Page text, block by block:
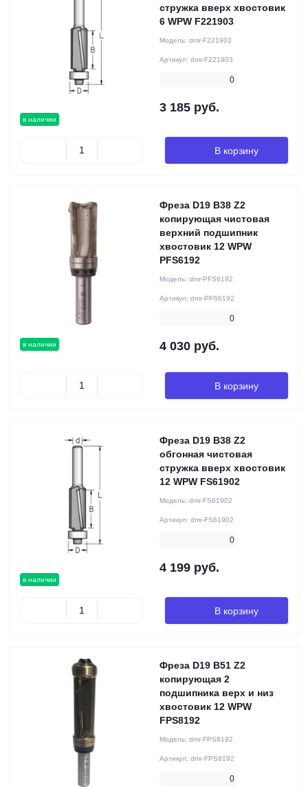
в наличии
стружка вверх хвостовик
6 WPW F221903
Модель: dmr-F221903
Артикул: dmr-F221903
0
3 185 руб.
В корзину
в наличии
Фреза D19 B38 Z2
копирующая чистовая
верхний подшипник
хвостовик 12 WPW
PFS6192
Модель: dmr-PFS6192
Артикул: dmr-PFS6192
0
4 030 руб.
В корзину
в наличии
Фреза D19 B38 Z2
обгонная чистовая
стружка вверх хвостовик
12 WPW FS61902
Модель: dmr-FS61902
Артикул: dmr-FS61902
0
4 199 руб.
В корзину
Фреза D19 B51 Z2
копирующая 2
подшипника верх и низ
хвостовик 12 WPW
FPS8192
Модель: dmr-FPS8192
Артикул: dmr-FPS8192
0